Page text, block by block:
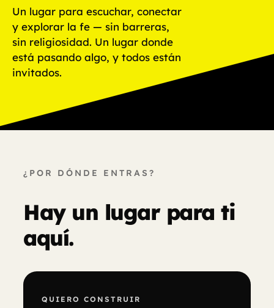
Un lugar para escuchar, conectar
y explorar la fe — sin barreras,
sin religiosidad. Un lugar donde
está pasando algo, y todos están
invitados.
¿POR DÓNDE ENTRAS?
Hay un lugar para ti
aquí.
QUIERO CONSTRUIR